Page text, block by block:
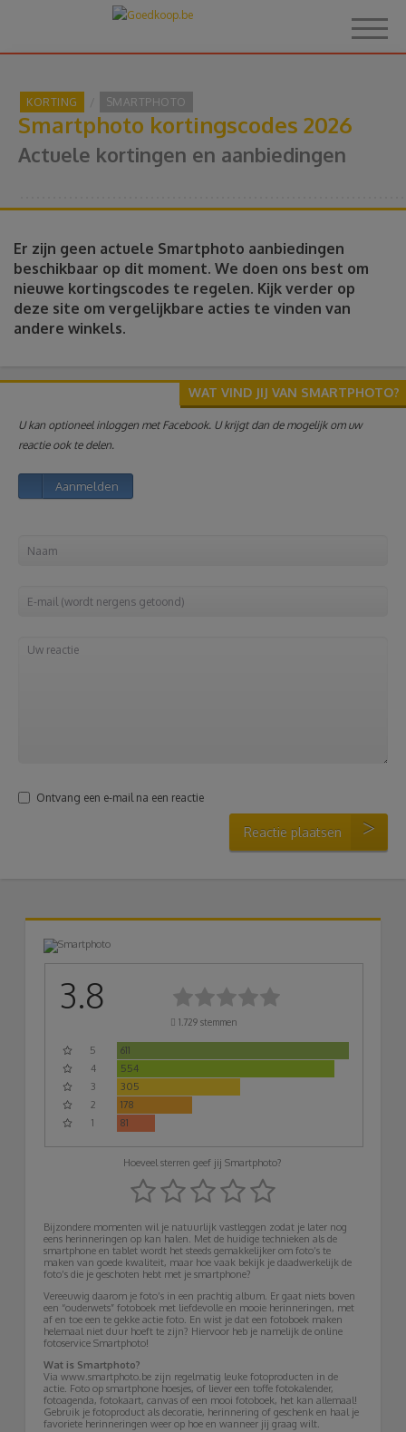
Hoe het werkt
Korting
Reizen
Geldzaken
KORTING SMARTPHOTO
Smartphoto kortingscodes 2026
Actuele kortingen en aanbiedingen
Er zijn geen actuele Smartphoto aanbiedingen
beschikbaar op dit moment. We doen ons best om
nieuwe kortingscodes te regelen. Kijk verder op
deze site om vergelijkbare acties te vinden van
andere winkels.
WAT VIND JIJ VAN SMARTPHOTO?
U kan optioneel inloggen met Facebook. U krijgt dan de mogelijk om uw
reactie ook te delen.
Aanmelden
Ontvang een e-mail na een reactie
Reactie plaatsen
3.8
1.729 stemmen
5
611
4
554
3
305
2
178
1
81
Hoeveel sterren geef jij Smartphoto?
Bijzondere momenten wil je natuurlijk vastleggen zodat je later nog
eens herinneringen op kan halen. Met de huidige technieken als de
smartphone en tablet wordt het steeds gemakkelijker om foto’s te
maken van goede kwaliteit, maar hoe vaak bekijk je daadwerkelijk de
foto’s die je geschoten hebt met je smartphone?
Vereeuwig daarom je foto’s in een prachtig album. Er gaat niets boven
een “ouderwets” fotoboek met liefdevolle en mooie herinneringen, met
af en toe een te gekke actie foto. En wist je dat een fotoboek maken
helemaal niet duur hoeft te zijn? Hiervoor heb je namelijk de online
fotoservice Smartphoto!
Wat is Smartphoto?
Via www.smartphoto.be zijn regelmatig leuke fotoproducten in de
actie. Foto op smartphone hoesjes, of liever een toffe fotokalender,
fotoagenda, fotokaart, canvas of een mooi fotoboek, het kan allemaal!
Gebruik je fotoproduct als decoratie, herinnering of geschenk en haal je
favoriete herinneringen weer op hoe en wanneer jij graag wilt.